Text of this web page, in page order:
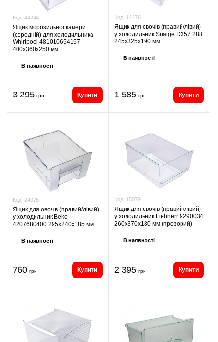
Код: 44244
Ящик морозильної камери
(середній) для холодильника
Whirlpool 481010654157
400х360х250 мм
В наявності
3 295 грн Купити
Код: 14476
Ящик для овочів (правий/лівий)
у холодильник Snaige D357.288
245х325х190 мм
В наявності
1 585 грн Купити
Код: 24075
Ящик для овочів (правий/лівий)
у холодильник Beko
4207680400 295х240х185 мм
В наявності
760 грн Купити
Код: 15079
Ящик для овочів (правий/лівий)
у холодильник Liebherr 9290034
260х370х180 мм (прозорий)
В наявності
2 395 грн Купити